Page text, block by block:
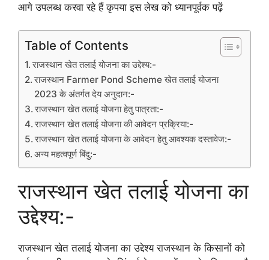
आगे उपलब्ध करवा रहे हैं कृपया इस लेख को ध्यानपूर्वक पढ़ें
Table of Contents
राजस्थान खेत तलाई योजना का उद्देश्य:-
राजस्थान Farmer Pond Scheme खेत तलाई योजना
2023 के अंतर्गत देय अनुदान:-
राजस्थान खेत तलाई योजना हेतु पात्रता:-
राजस्थान खेत तलाई योजना की आवेदन प्रक्रिया:-
राजस्थान खेत तलाई योजना के आवेदन हेतु आवश्यक दस्तावेज:-
अन्य महत्वपूर्ण बिंदु:-
राजस्थान खेत तलाई योजना का
उद्देश्य:-
राजस्थान खेत तलाई योजना का उद्देश्य राजस्थान के किसानों को